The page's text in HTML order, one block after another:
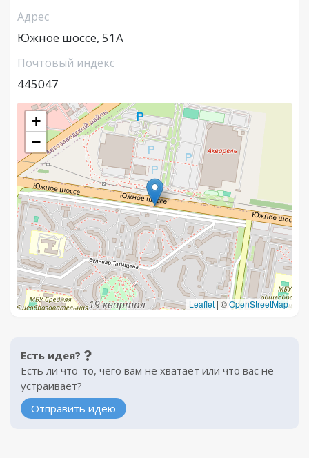
Адрес
Южное шоссе, 51А
Почтовый индекс
445047
+
−
Leaflet | ©OpenStreetMap
Есть идея?
Есть ли что-то, чего вам не хватает или что вас не
устраивает?
Отправить идею